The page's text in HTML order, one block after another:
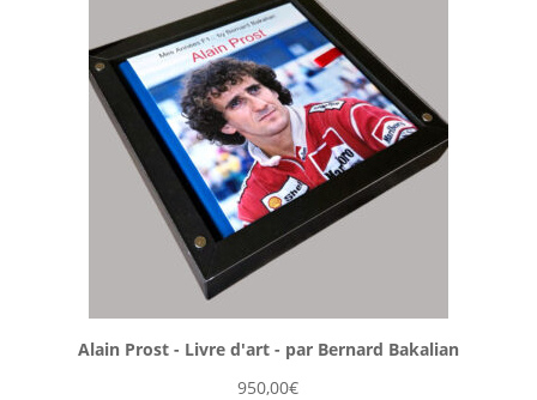
Alain Prost - Livre d'art - par Bernard Bakalian
950,00€